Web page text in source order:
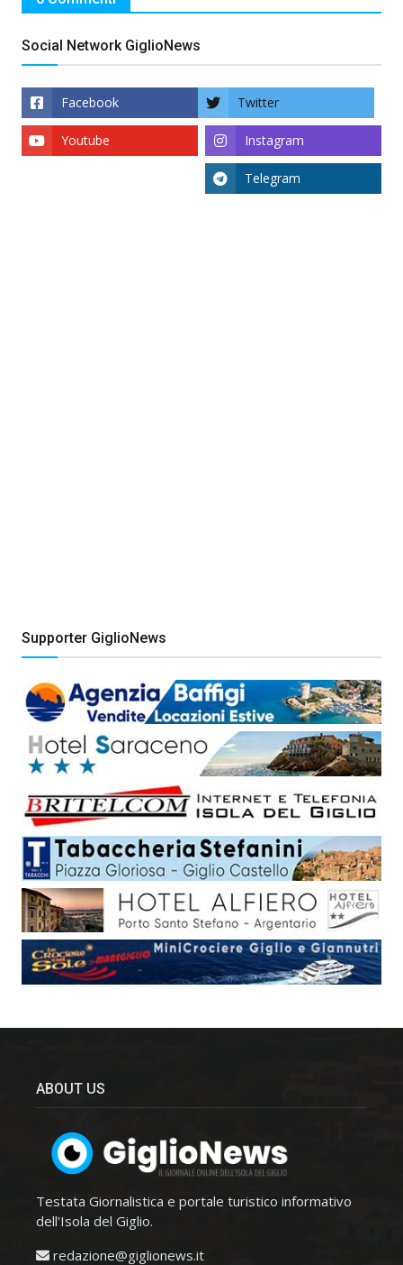
Social Network GiglioNews
Facebook Twitter
Instagram
Youtube
Telegram
Supporter GiglioNews
ABOUT US
Testata Giornalistica e portale turistico informativo
dell'Isola del Giglio.
redazione@giglionews.it